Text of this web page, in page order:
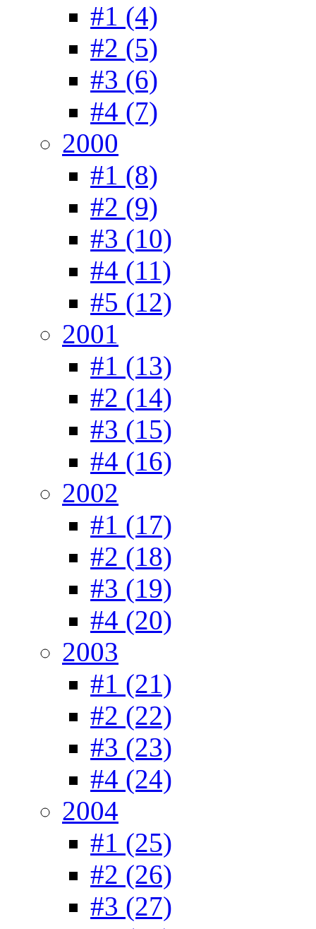
#1 (4)
#2 (5)
#3 (6)
#4 (7)
2000
#1 (8)
#2 (9)
#3 (10)
#4 (11)
#5 (12)
2001
#1 (13)
#2 (14)
#3 (15)
#4 (16)
2002
#1 (17)
#2 (18)
#3 (19)
#4 (20)
2003
#1 (21)
#2 (22)
#3 (23)
#4 (24)
2004
#1 (25)
#2 (26)
#3 (27)